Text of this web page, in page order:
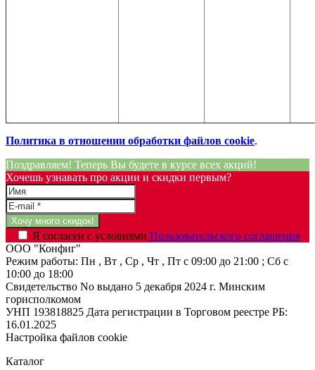
Политика в отношении обработки файлов cookie.
Поздравляем! Теперь Вы будете в курсе всех акций!
Хочешь узнавать про акции и скидки первым?
Я согласен с условиями Пользовательского соглашения
ООО "Конфиг"
Режим работы: Пн , Вт , Ср , Чт , Пт c 09:00 до 21:00 ; Сб c
10:00 до 18:00
Свидетельство No выдано 5 декабря 2024 г. Минским
горисполкомом
УНП 193818825 Дата регистрации в Торговом реестре РБ:
16.01.2025
Настройка файлов cookie
Каталог